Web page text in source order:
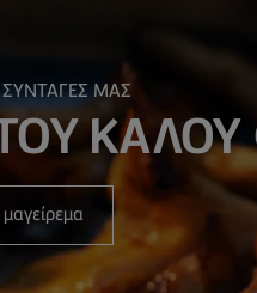
ΣΥΝΤΑΓΕΣ ΜΑΣ